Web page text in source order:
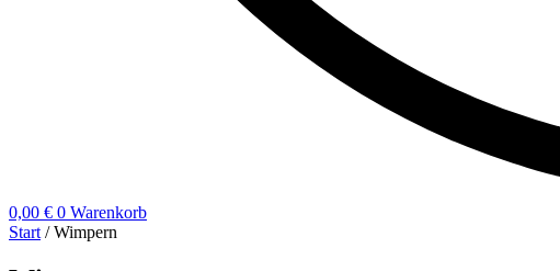
0,00 € 0 Warenkorb
Start / Wimpern